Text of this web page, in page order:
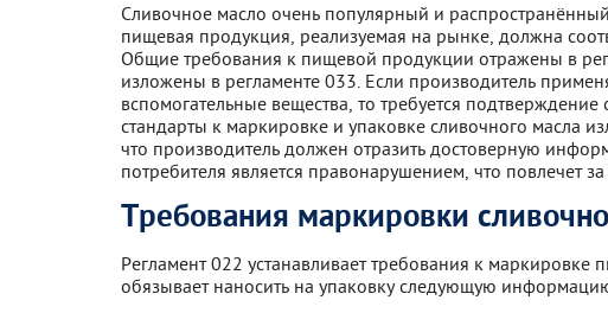
Сливочное масло очень популярный и
пищевая продукция, реализуемая на рынке, должна
Общие требования к пищевой продукции отражены в
изложены в регламенте 033. Если производитель
вспомогательные вещества, то требуется
стандарты к маркировке и упаковке сливочного масла
что производитель должен отразить достоверную
потребителя является правонарушением, что повлечет
Требования маркировки
Регламент 022 устанавливает требования к
обязывает наносить на упаковку следующую